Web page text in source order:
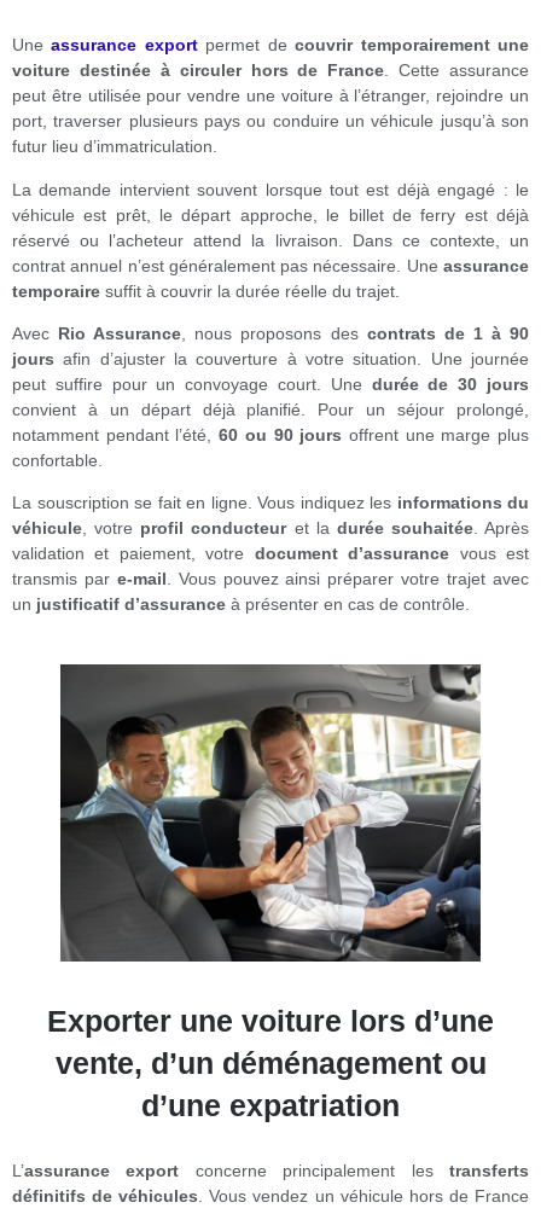
Uneassurance exportpermet decouvrir temporairement une
voiture destinée à circuler hors de France . Cette assurance
peut être utilisée pour vendre une voiture à l’étranger, rejoindre un
port, traverser plusieurs pays ou conduire un véhicule jusqu’à son
futur lieu d’immatriculation.
La demande intervient souvent lorsque tout est déjà engagé : le
véhicule est prêt, le départ approche, le billet de ferry est déjà
réservé ou l’acheteur attend la livraison. Dans ce contexte, un
contrat annuel n’est généralement pas nécessaire. Une assurance
temporaire suffit à couvrir la durée réelle du trajet.
Avec Rio Assurance , nous proposons des contrats de 1 à 90
jours afin d’ajuster la couverture à votre situation. Une journée
peut suffire pour un convoyage court. Une durée de 30 jours
convient à un départ déjà planifié. Pour un séjour prolongé,
notamment pendant l’été,60 ou 90 jours offrent une marge plus
confortable.
La souscription se fait en ligne. Vous indiquez les informations du
véhicule, votre profil conducteur et la durée souhaitée. Après
validation et paiement, votre document d’assurance vous est
transmis par e-mail. Vous pouvez ainsi préparer votre trajet avec
un justificatif d’assurance à présenter en cas de contrôle.
Exporter une voiture lors d’une
vente, d’un déménagement ou
d’une expatriation
L’assurance export concerne principalement lestransferts
définitifs de véhicules . Vous vendez un véhicule hors de France